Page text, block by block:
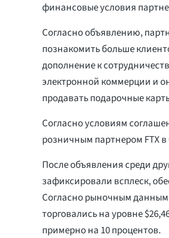
финансовые условия
Согласно объявлению,
познакомить больше
дополнение к
электронной коммерции и
продавать подарочные
Согласно условиям
розничным партнером FTX
После объявления среди
зафиксировали всплеск,
Согласно рыночным
торговались на уровне
примерно на 10 процентов.